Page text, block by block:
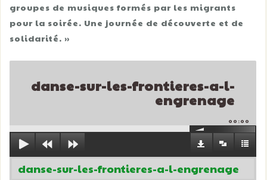
groupes de musiques formés par les migrants
pour la soirée. Une journée de découverte et de
solidarité. »
danse-sur-les-frontieres-a-l-
engrenage
00:00
danse-sur-les-frontieres-a-l-engrenage